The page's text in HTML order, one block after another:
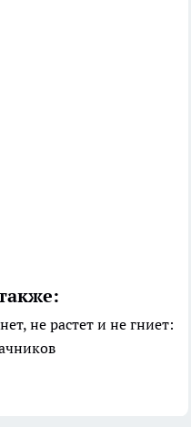
не растет и не гниет: